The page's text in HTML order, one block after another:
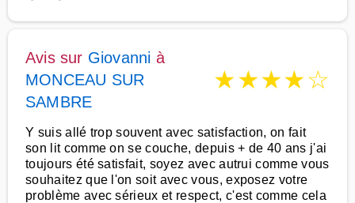
Avis sur Giovanni à
MONCEAU SUR
SAMBRE
★★★★☆
Y suis allé trop souvent avec satisfaction, on fait
son lit comme on se couche, depuis + de 40 ans j'ai
toujours été satisfait, soyez avec autrui comme vous
souhaitez que l'on soit avec vous, exposez votre
problème avec sérieux et respect, c'est comme cela